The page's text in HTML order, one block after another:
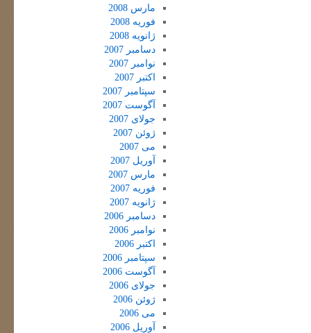
مارس 2008
فوریه 2008
ژانویه 2008
دسامبر 2007
نوامبر 2007
اکتبر 2007
سپتامبر 2007
آگوست 2007
جولای 2007
ژوئن 2007
می 2007
آوریل 2007
مارس 2007
فوریه 2007
ژانویه 2007
دسامبر 2006
نوامبر 2006
اکتبر 2006
سپتامبر 2006
آگوست 2006
جولای 2006
ژوئن 2006
می 2006
آوریل 2006